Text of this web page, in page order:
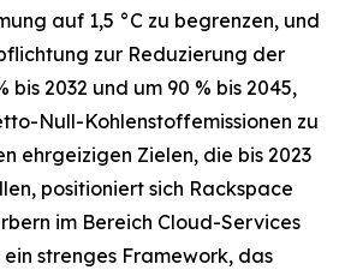
auf 1,5 °C zu begrenzen, und
zur Reduzierung der
bis 2032 und um 90 % bis 2045,
Null-Kohlenstoffemissionen zu
ehrgeizigen Zielen, die bis 2023
positioniert sich Rackspace
im Bereich Cloud-Services
strenges Framework, das